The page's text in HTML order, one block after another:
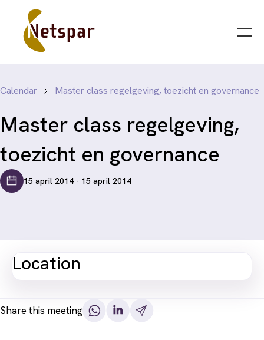
Calendar Master class regelgeving, toezicht en governance
Master class regelgeving,
toezicht en governance
15 april 2014 - 15 april 2014
Location
Share this meeting